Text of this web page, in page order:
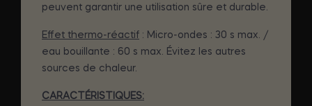
peuvent garantir une utilisation sûre et durable.
Effet thermo-réactif : Micro-ondes : 30 s max. /
eau bouillante : 60 s max. Évitez les autres
sources de chaleur.
CARACTÉRISTIQUES: